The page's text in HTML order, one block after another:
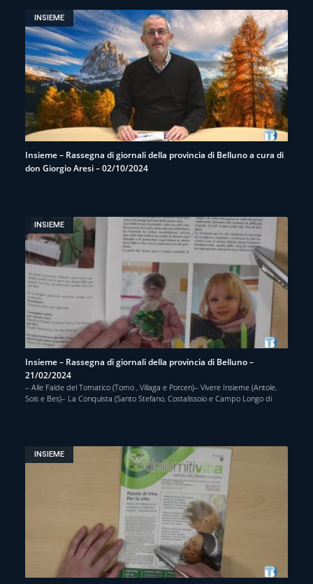
INSIEME
Insieme – Rassegna di giornali della provincia di Belluno a cura di
don Giorgio Aresi – 02/10/2024
INSIEME
Insieme – Rassegna di giornali della provincia di Belluno –
21/02/2024
– Alle Falde del Tomatico (Tomo , Villaga e Porcen)– Vivere Insieme (Antole,
Sois e Bes)– La Conquista (Santo Stefano, Costalissoio e Campo Longo di
INSIEME